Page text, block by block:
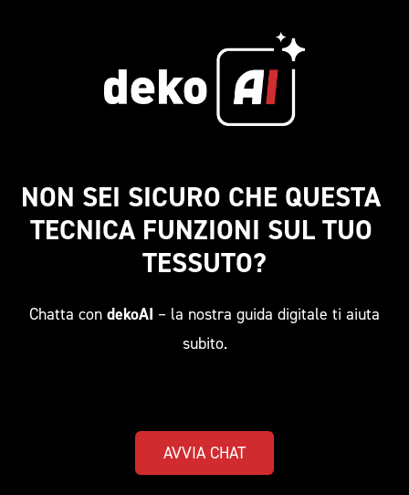
NON SEI SICURO CHE QUESTA
TECNICA FUNZIONI SUL TUO
TESSUTO?
Chatta con dekoAI – la nostra guida digitale ti aiuta
subito.
AVVIA CHAT